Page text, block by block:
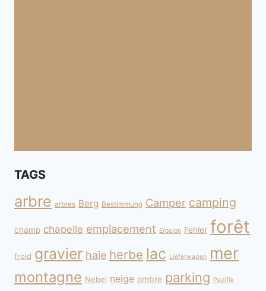
TAGS
arbre arbres Berg Bestimmung Camper camping
champ chapelle emplacement Erosion Fehler forêt
froid gravier haie herbe lac Lieferwagen mer
montagne Nebel neige ombre parking Pazifik